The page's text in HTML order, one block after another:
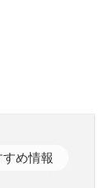
すめ情報